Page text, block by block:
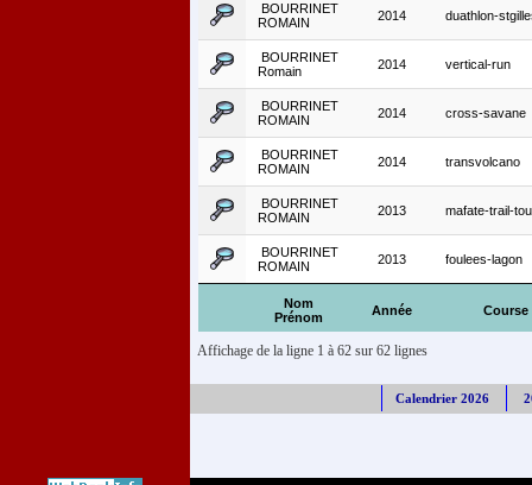
Nom
Prénom
Année Course
BOURRINET
ROMAIN
2014 duathlon-
BOURRINET
Romain
2014 vertical-run
BOURRINET
ROMAIN
2014 cross-savane
BOURRINET
ROMAIN
2014 transvolcano
BOURRINET
ROMAIN
2013 mafate-trail-
BOURRINET
ROMAIN
2013 foulees-lagon
Affichage de la ligne 1 à 62 sur 62 lignes
Calendrier 2026